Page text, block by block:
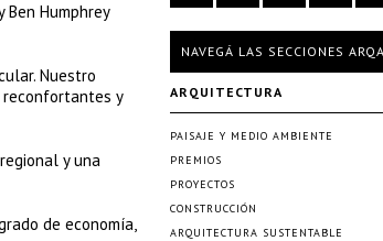
Humphrey
Nuestro
reconfortantes y
y una
de economía,
NAVEGÁ LAS SECCIONES ARQA
ARQUITECTURA
PAISAJE Y MEDIO AMBIENTE
PREMIOS
PROYECTOS
CONSTRUCCIÓN
ARQUITECTURA SUSTENTABLE